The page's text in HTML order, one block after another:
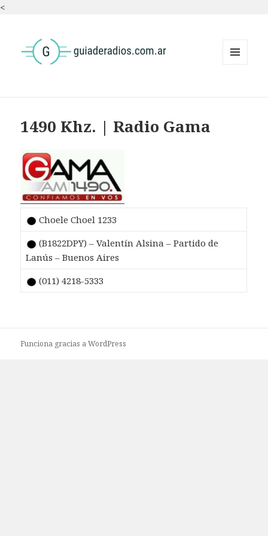
<
1490 Khz. | Radio Gama
Choele Choel 1233
(B1822DPY) – Valentín Alsina – Partido de
Lanús – Buenos Aires
(011) 4218-5333
Funciona gracias a WordPress